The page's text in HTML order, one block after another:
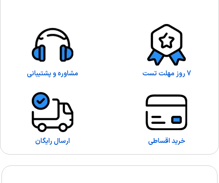
7 روز مهلت تست مشاوره و پشتیبانی
خرید اقساطی ارسال رایگان